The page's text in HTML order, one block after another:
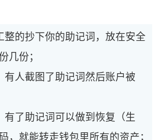
整的抄下你的助记词，放在安全
几份；
有人截图了助记词然后账户被
了助记词可以做到恢复（生
，就能转走钱包里所有的资产；